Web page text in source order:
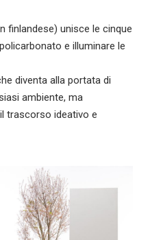
finlandese) unisce le cinque
e illuminare le
diventa alla portata di
ambiente, ma
trascorso ideativo e